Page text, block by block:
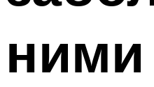
ними